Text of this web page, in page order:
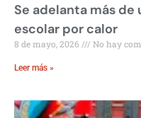
Se adelanta más
escolar por calor
8 de mayo, 2026 No hay
Leer más »